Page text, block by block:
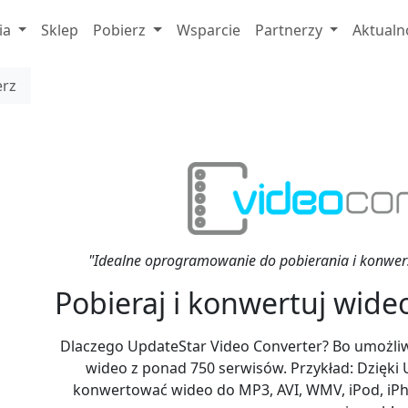
Sklep Pobierz Wsparcie Partnerzy
"Idealne oprogramowanie do pobierania i
Pobieraj i konwertuj
Dlaczego UpdateStar Video Converter? Bo
wideo z ponad 750 serwisów. Przykład:
konwertować wideo do MP3, AVI, WMV, iPod,